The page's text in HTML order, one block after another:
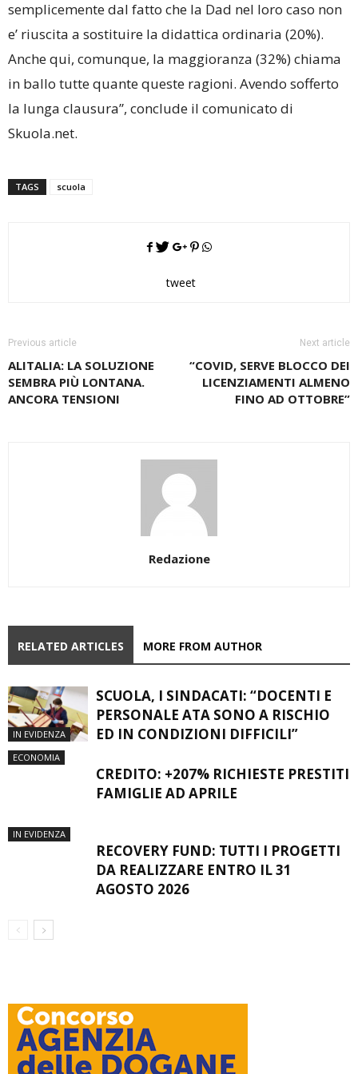
semplicemente dal fatto che la Dad nel loro caso non
e’ riuscita a sostituire la didattica ordinaria (20%).
Anche qui, comunque, la maggioranza (32%) chiama
in ballo tutte quante queste ragioni. Avendo sofferto
la lunga clausura”, conclude il comunicato di
Skuola.net.
TAGS scuola
tweet
Previous article
ALITALIA: LA SOLUZIONE
SEMBRA PIÙ LONTANA.
ANCORA TENSIONI
Next article
“COVID, SERVE BLOCCO DEI
LICENZIAMENTI ALMENO
FINO AD OTTOBRE”
Redazione
RELATED ARTICLES MORE FROM AUTHOR
IN EVIDENZA
SCUOLA, I SINDACATI: “DOCENTI E
PERSONALE ATA SONO A RISCHIO
ED IN CONDIZIONI DIFFICILI”
ECONOMIA
CREDITO: +207% RICHIESTE PRESTITI
FAMIGLIE AD APRILE
IN EVIDENZA
RECOVERY FUND: TUTTI I PROGETTI
DA REALIZZARE ENTRO IL 31
AGOSTO 2026